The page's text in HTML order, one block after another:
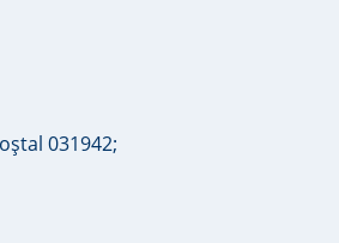
031942;